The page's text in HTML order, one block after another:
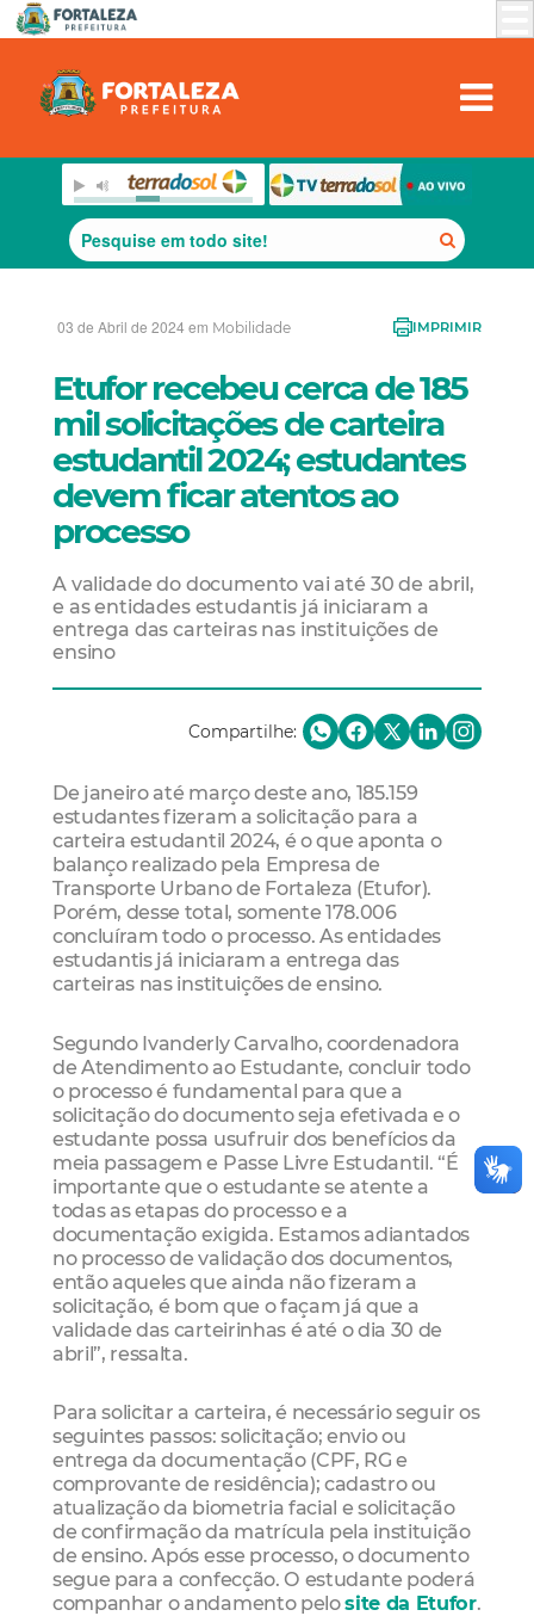
03 de Abril de 2024 em Mobilidade IMPRIMIR
Etufor recebeu cerca de 185
mil solicitações de carteira
estudantil 2024; estudantes
devem ficar atentos ao
processo
A validade do documento vai até 30 de abril,
e as entidades estudantis já iniciaram a
entrega das carteiras nas instituições de
ensino
Compartilhe:
De janeiro até março deste ano, 185.159
estudantes fizeram a solicitação para a
carteira estudantil 2024, é o que aponta o
balanço realizado pela Empresa de
Transporte Urbano de Fortaleza (Etufor).
Porém, desse total, somente 178.006
concluíram todo o processo. As entidades
estudantis já iniciaram a entrega das
carteiras nas instituições de ensino.
Segundo Ivanderly Carvalho, coordenadora
de Atendimento ao Estudante, concluir todo
o processo é fundamental para que a
solicitação do documento seja efetivada e o
estudante possa usufruir dos benefícios da
meia passagem e Passe Livre Estudantil. “É
importante que o estudante se atente a
todas as etapas do processo e a
documentação exigida. Estamos adiantados
no processo de validação dos documentos,
então aqueles que ainda não fizeram a
solicitação, é bom que o façam já que a
validade das carteirinhas é até o dia 30 de
abril”, ressalta.
Para solicitar a carteira, é necessário seguir os
seguintes passos: solicitação; envio ou
entrega da documentação (CPF, RG e
comprovante de residência); cadastro ou
atualização da biometria facial e solicitação
de confirmação da matrícula pela instituição
de ensino. Após esse processo, o documento
segue para a confecção. O estudante poderá
companhar o andamento pelosite da Etufor.